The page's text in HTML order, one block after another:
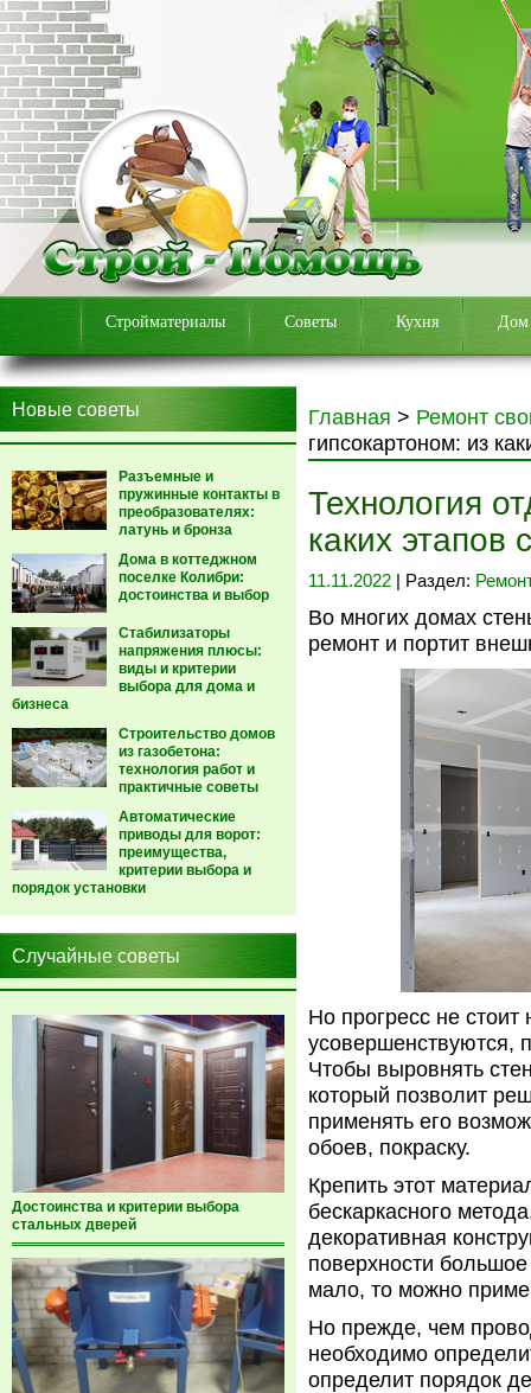
Стройматериалы Советы Кухня Дом
Новые советы
Разъемные и
пружинные контакты в
преобразователях:
латунь и бронза
Дома в коттеджном
поселке Колибри:
достоинства и выбор
Стабилизаторы
напряжения плюсы:
виды и критерии
выбора для дома и
бизнеса
Строительство домов
из газобетона:
технология работ и
практичные советы
Автоматические
приводы для ворот:
преимущества,
критерии выбора и
порядок установки
Случайные советы
Достоинства и критерии выбора
стальных дверей
Главная > Ремонт
гипсокартоном: из
Технология
каких этапов
11.11.2022 | Раздел:
Во многих домах
ремонт и портит
Но прогресс не стоит
усовершенствуются,
Чтобы выровнять
который позволит
применять его
обоев, покраску.
Крепить этот
бескаркасного
декоративная
поверхности
мало, то можно
Но прежде, чем
необходимо
определит порядок